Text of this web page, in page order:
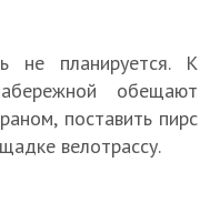
не планируется. К
обещают
поставить пирс
велотрассу.